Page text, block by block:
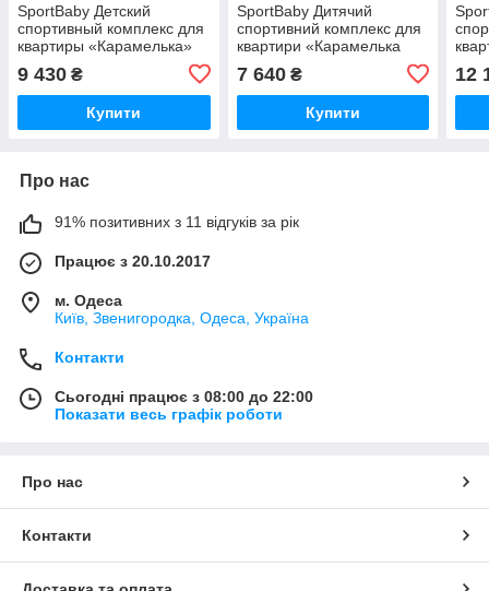
SportBaby Детский
спортивный комплекс для
квартиры «Карамелька»
9 430 ₴
Купити
SportBaby Дитячий
спортивний комплекс для
квартири «Карамелька
7 640₴
Купити
12
Про нас
91% позитивних з 11 відгуків за рік
Працює з 20.10.2017
м. Одеса
Київ, Звенигородка, Одеса, Україна
Контакти
Сьогодні працює з 08:00 до 22:00
Показати весь графік роботи
Про нас
Контакти